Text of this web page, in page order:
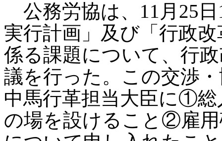
公務労協は、11月25
実行計画」及び「行政
係る課題について、行
議を行った。この交渉
中馬行革担当大臣に①
の場を設けること②雇